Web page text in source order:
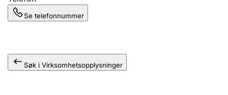
Se telefonnummer
Søk i Virksomhetsopplysninger